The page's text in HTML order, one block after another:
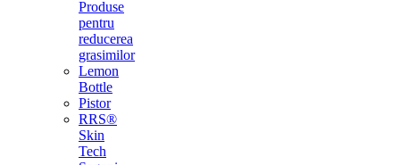
Produse
pentru
reducerea
grasimilor
Lemon
Bottle
Pistor
RRS®
Skin
Tech